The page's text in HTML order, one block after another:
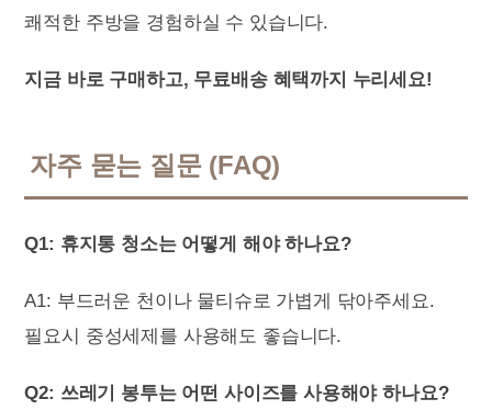
쾌적한 주방을 경험하실 수 있습니다.
지금 바로 구매하고, 무료배송 혜택까지 누리세요!
자주 묻는 질문 (FAQ)
Q1: 휴지통 청소는 어떻게 해야 하나요?
A1: 부드러운 천이나 물티슈로 가볍게 닦아주세요.
필요시 중성세제를 사용해도 좋습니다.
Q2: 쓰레기 봉투는 어떤 사이즈를 사용해야 하나요?